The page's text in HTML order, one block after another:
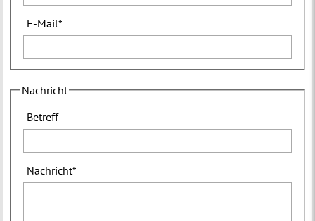
E-Mail*
Nachricht
Betreff
Nachricht*